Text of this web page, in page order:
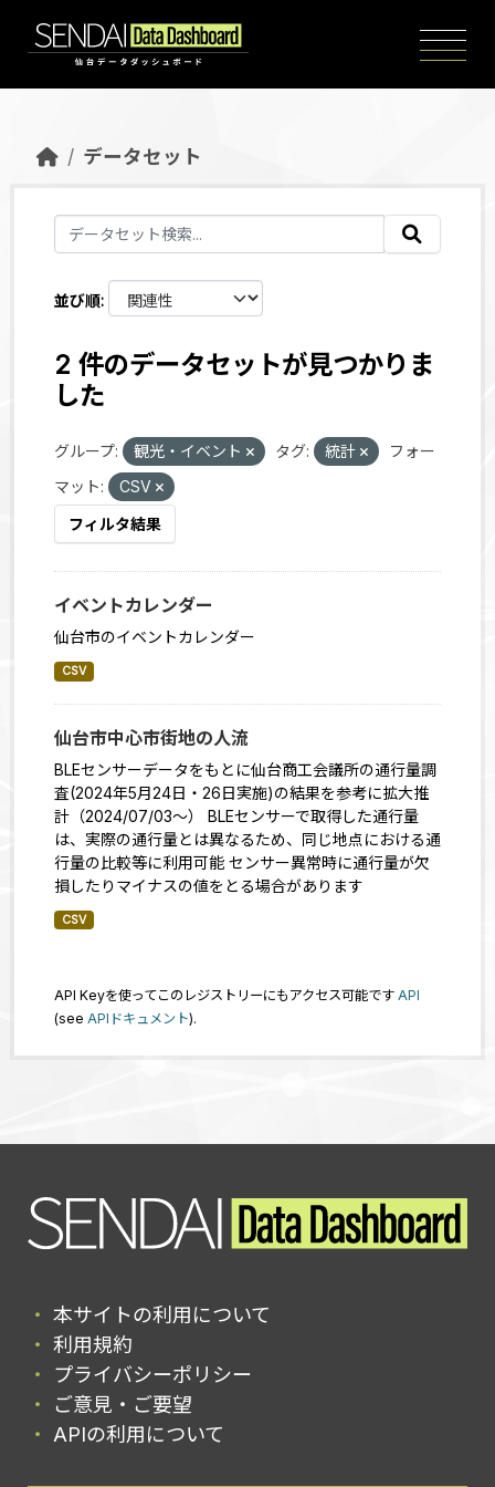
データセット
並び順
2 件のデータセットが見つかりま
した
グループ: 観光・イベント タグ: 統計
フォー
マット:
CSV
フィルタ結果
イベントカレンダー
仙台市のイベントカレンダー
CSV
仙台市中心市街地の人流
BLEセンサーデータをもとに仙台商工会議所の通行量調
査(2024年5月24日・26日実施)の結果を参考に拡大推
計（2024/07/03～） BLEセンサーで取得した通行量
は、実際の通行量とは異なるため、同じ地点における通
行量の比較等に利用可能 センサー異常時に通行量が欠
損したりマイナスの値をとる場合があります
CSV
API Keyを使ってこのレジストリーにもアクセス可能です API
(see APIドキュメント).
本サイトの利用について
利用規約
プライバシーポリシー
ご意見・ご要望
APIの利用について